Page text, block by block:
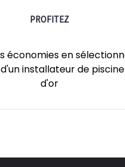
PROFITEZ
économies en
installateur de
d'or